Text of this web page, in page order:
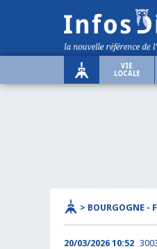
VIE
LOCALE
> BOURGOGNE -
20/03/2026 10:52